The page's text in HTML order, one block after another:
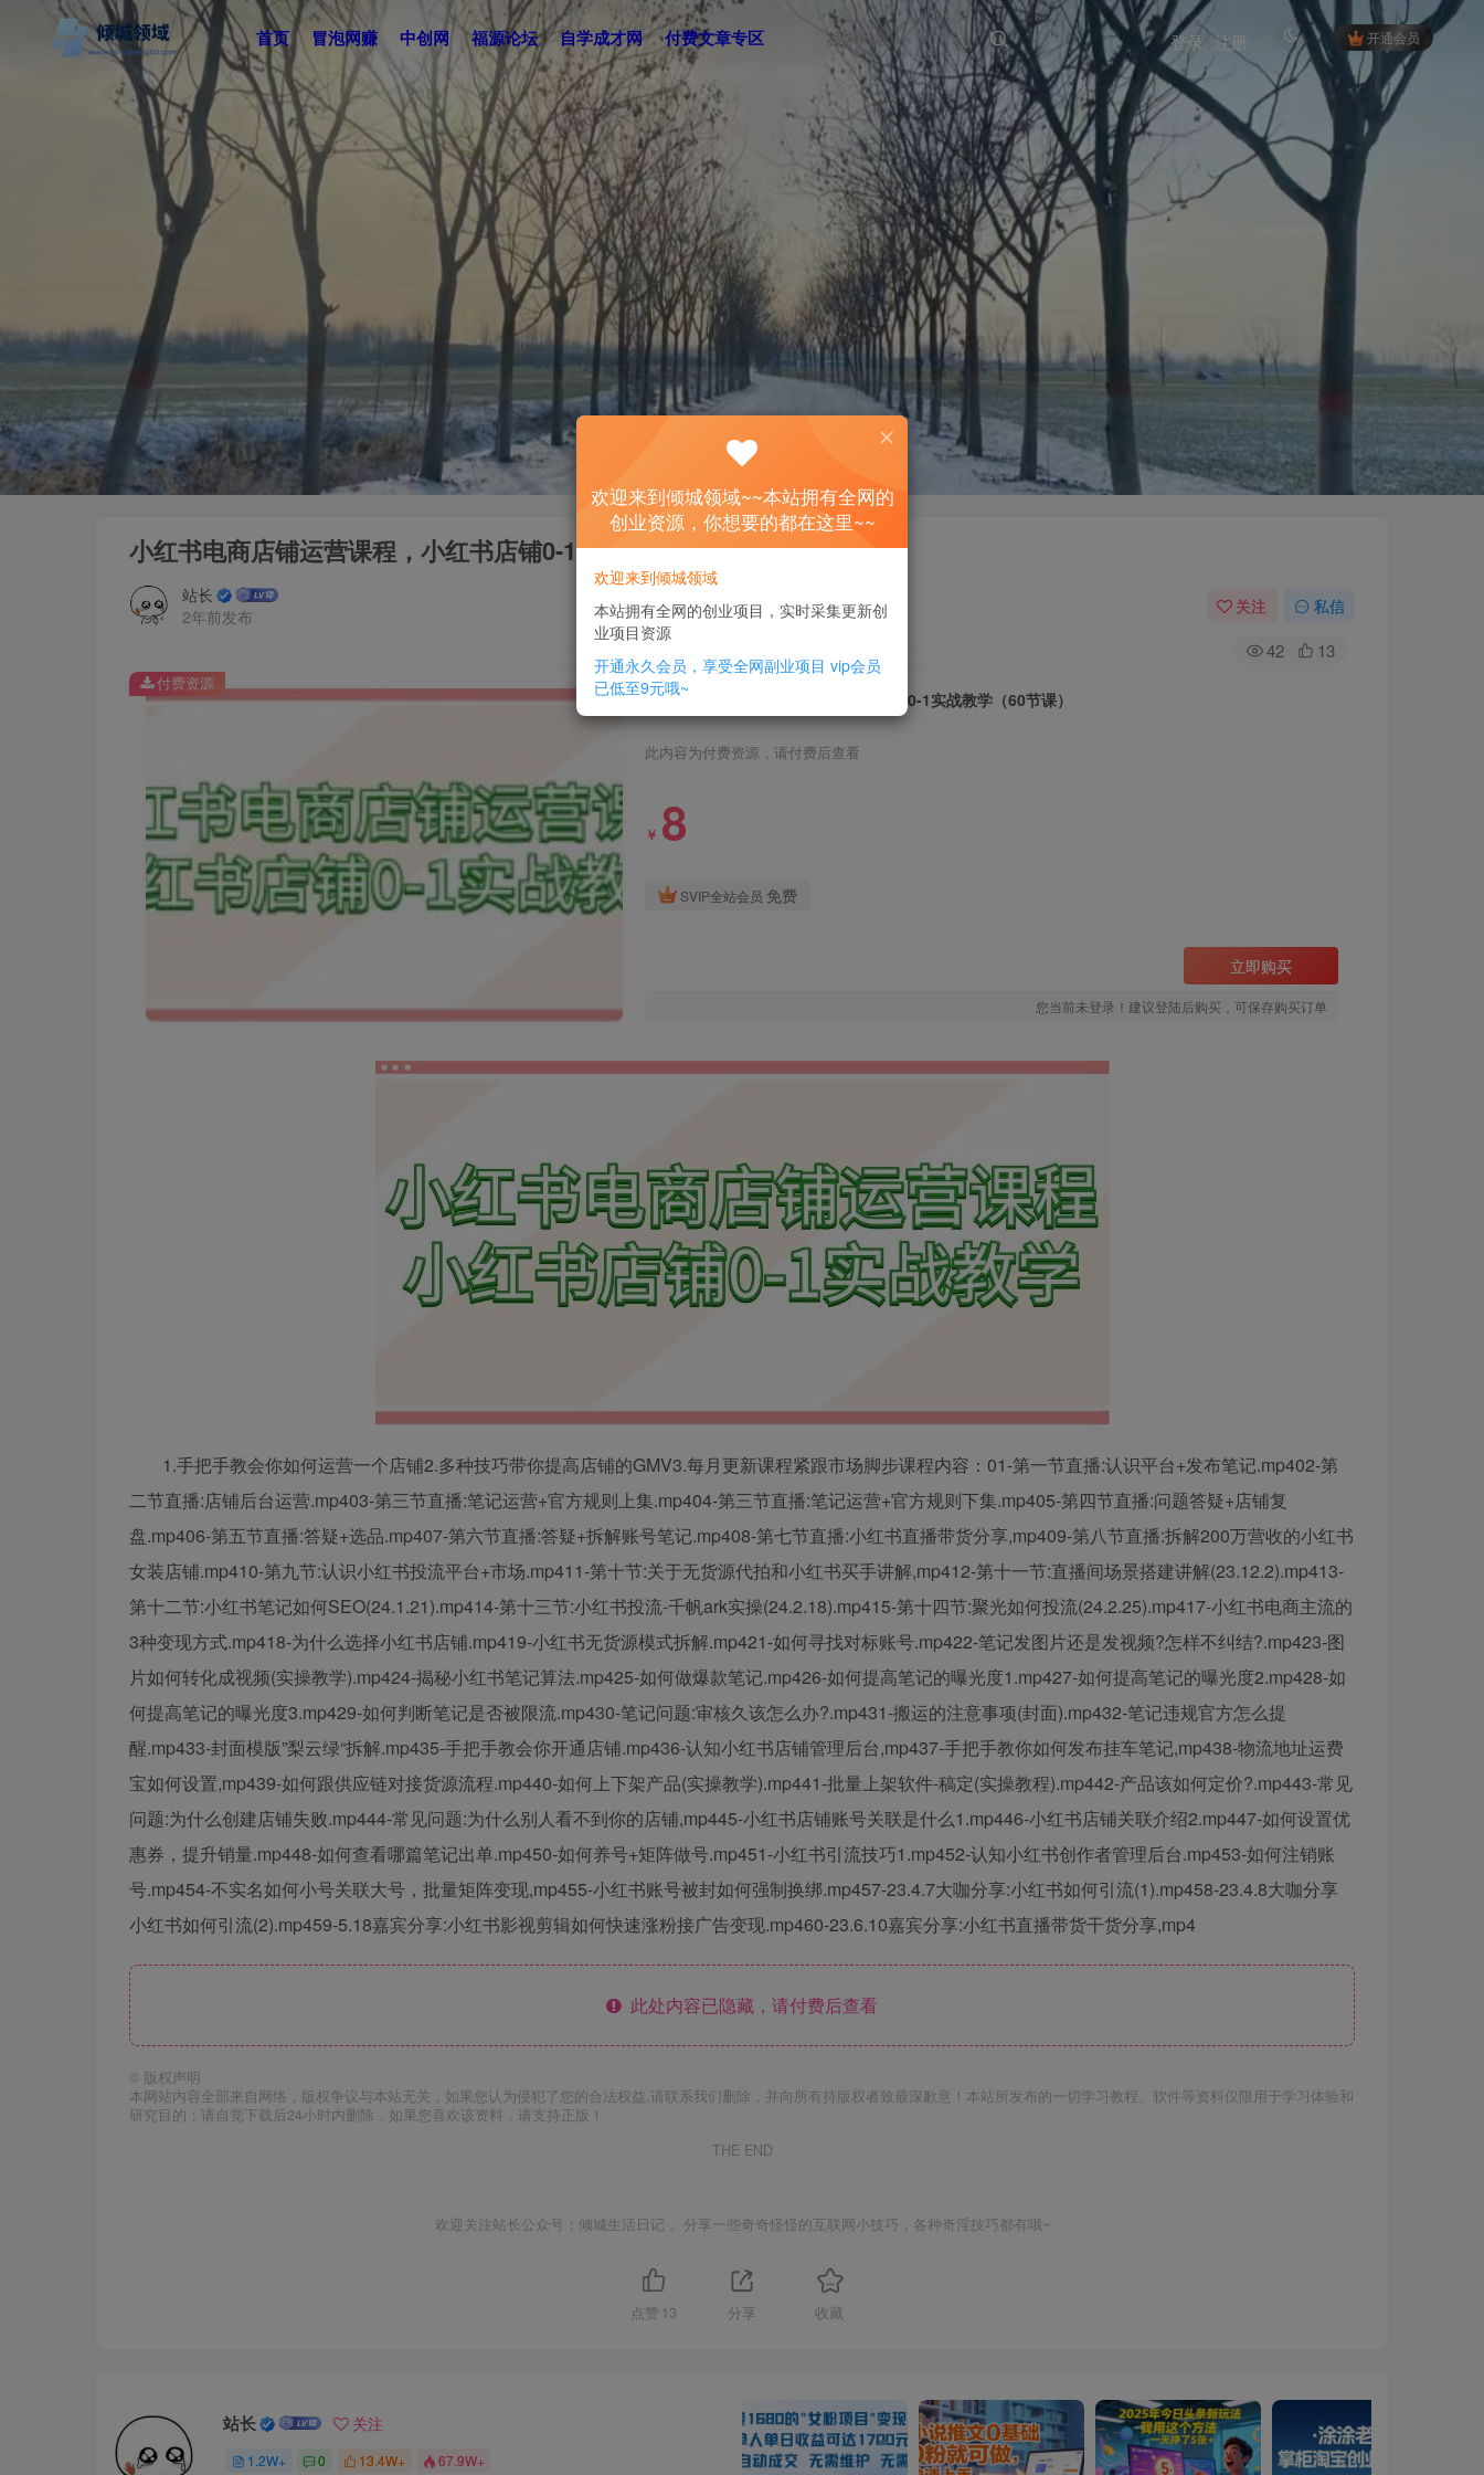
首页 冒泡网赚 中创网 福源论坛 自学成才网 付费文章专区 开通会员
登录 注册
小红书电商店铺运营课程，小红书店铺0-1实战教学（60节课）
站长
2年前发布
关注 私信
42 13
小红书电商店铺运营课程，小红书店铺0-1实战教学（60节课）
此内容为付费资源，请付费后查看
￥ 8
SVIP全站会员 免费
立即购买
您当前未登录！建议登陆后购买，可保存购买订单
付费资源
1.手把手教会你如何运营一个店铺2.多种技巧带你提高店铺的GMV3.每月更新课程紧跟市场脚步课程内容：01-第一节直播:认识平台+发布笔记.mp402-第
二节直播:店铺后台运营.mp403-第三节直播:笔记运营+官方规则上集.mp404-第三节直播:笔记运营+官方规则下集.mp405-第四节直播:问题答疑+店铺复
盘.mp406-第五节直播:答疑+选品.mp407-第六节直播:答疑+拆解账号笔记.mp408-第七节直播:小红书直播带货分享,mp409-第八节直播:拆解200万营收的小红书
女装店铺.mp410-第九节:认识小红书投流平台+市场.mp411-第十节:关于无货源代拍和小红书买手讲解,mp412-第十一节:直播间场景搭建讲解(23.12.2).mp413-
第十二节:小红书笔记如何SEO(24.1.21).mp414-第十三节:小红书投流-千帆ark实操(24.2.18).mp415-第十四节:聚光如何投流(24.2.25).mp417-小红书电商主流的
3种变现方式.mp418-为什么选择小红书店铺.mp419-小红书无货源模式拆解.mp421-如何寻找对标账号.mp422-笔记发图片还是发视频?怎样不纠结?.mp423-图
片如何转化成视频(实操教学).mp424-揭秘小红书笔记算法.mp425-如何做爆款笔记.mp426-如何提高笔记的曝光度1.mp427-如何提高笔记的曝光度2.mp428-如
何提高笔记的曝光度3.mp429-如何判断笔记是否被限流.mp430-笔记问题:审核久该怎么办?.mp431-搬运的注意事项(封面).mp432-笔记违规官方怎么提
醒.mp433-封面模版”梨云绿“拆解.mp435-手把手教会你开通店铺.mp436-认知小红书店铺管理后台,mp437-手把手教你如何发布挂车笔记,mp438-物流地址运费
宝如何设置,mp439-如何跟供应链对接货源流程.mp440-如何上下架产品(实操教学).mp441-批量上架软件-稿定(实操教程).mp442-产品该如何定价?.mp443-常见
问题:为什么创建店铺失败.mp444-常见问题:为什么别人看不到你的店铺,mp445-小红书店铺账号关联是什么1.mp446-小红书店铺关联介绍2.mp447-如何设置优
惠券，提升销量.mp448-如何查看哪篇笔记出单.mp450-如何养号+矩阵做号.mp451-小红书引流技巧1.mp452-认知小红书创作者管理后台.mp453-如何注销账
号.mp454-不实名如何小号关联大号，批量矩阵变现,mp455-小红书账号被封如何强制换绑.mp457-23.4.7大咖分享:小红书如何引流(1).mp458-23.4.8大咖分享
小红书如何引流(2).mp459-5.18嘉宾分享:小红书影视剪辑如何快速涨粉接广告变现.mp460-23.6.10嘉宾分享:小红书直播带货干货分享,mp4
此处内容已隐藏，请付费后查看
© 版权声明
本网站内容全部来自网络，版权争议与本站无关，如果您认为侵犯了您的合法权益,请联系我们删除，并向所有持版权者致最深歉意！本站所发布的一切学习教程、软件等资料仅限用于学习体验和
研究目的；请自觉下载后24小时内删除，如果您喜欢该资料，请支持正版！
THE END
欢迎关注站长公众号：倾城生活日记 。分享一些奇奇怪怪的互联网小技巧，各种奇淫技巧都有哦~
点赞 13 分享 收藏
站长 关注
1.2W+ 0 13.4W+ 67.9W+
欢迎来到倾城领域~~本站拥有全网的
创业资源，你想要的都在这里~~
欢迎来到倾城领域
本站拥有全网的创业项目，实时采集更新创
业项目资源
开通永久会员，享受全网副业项目 vip会员
已低至9元哦~